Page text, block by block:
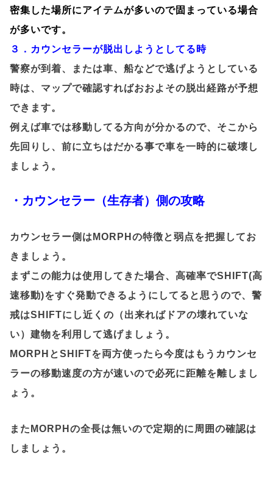
密集した場所にアイテムが多いので固まっている場合
が多いです。
３．カウンセラーが脱出しようとしてる時
警察が到着、または車、船などで逃げようとしている
時は、マップで確認すればおおよその脱出経路が予想
できます。
例えば車では移動してる方向が分かるので、そこから
先回りし、前に立ちはだかる事で車を一時的に破壊し
ましょう。
・カウンセラー（生存者）側の攻略
カウンセラー側はMORPHの特徴と弱点を把握してお
きましょう。
まずこの能力は使用してきた場合、高確率でSHIFT(高
速移動)をすぐ発動できるようにしてると思うので、警
戒はSHIFTにし近くの（出来ればドアの壊れていな
い）建物を利用して逃げましょう。
MORPHとSHIFTを両方使ったら今度はもうカウンセ
ラーの移動速度の方が速いので必死に距離を離しまし
ょう。
またMORPHの全長は無いので定期的に周囲の確認は
しましょう。